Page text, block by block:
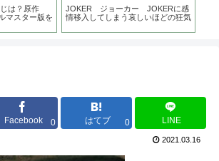
は？原作
マスター版を
JOKER ジョーカー JOKERに感
情移入してしまう哀しいほどの狂気
Facebook 0 はてブ 0 LINE
2021.03.16